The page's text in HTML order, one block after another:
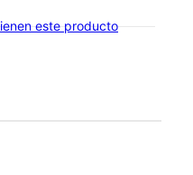
este producto